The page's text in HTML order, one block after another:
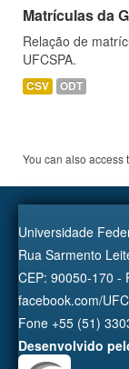
Matrículas da
Relação de
UFCSPA.
CSV ODT
You can also access
Universidade
Rua Sarmento
CEP: 90050-170 -
facebook.com/
Fone +55 (51)
Desenvolvido